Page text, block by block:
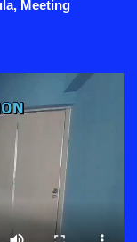
Meeting